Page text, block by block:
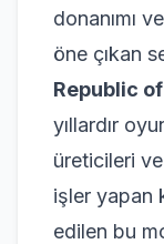
donanımı
öne çıkan
Republic
yıllardır
üreticileri
işler yapan
edilen bu